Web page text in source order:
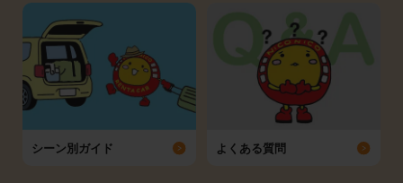
シーン別ガイド よくある質問